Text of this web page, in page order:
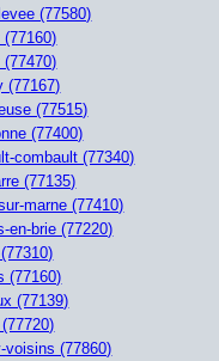
(77580)
(77167)
(77515)
(77400)
combault (77340)
(77135)
marne (77410)
en-brie (77220)
(77160)
(77139)
voisins (77860)